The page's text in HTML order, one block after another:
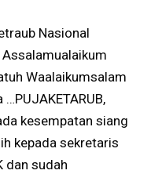
Nasional
Waalaikumsalam
kesempatan siang
kepada sekretaris
dan sudah